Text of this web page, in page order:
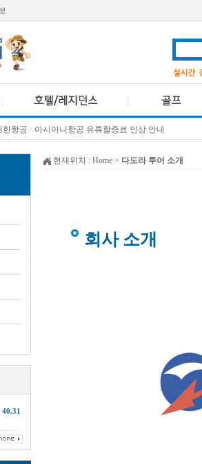
항공 · 아시아나항공 유류할증료 인상 안내
40.31
현재위치 : Home > 다도라 투어 소개
회사 소개